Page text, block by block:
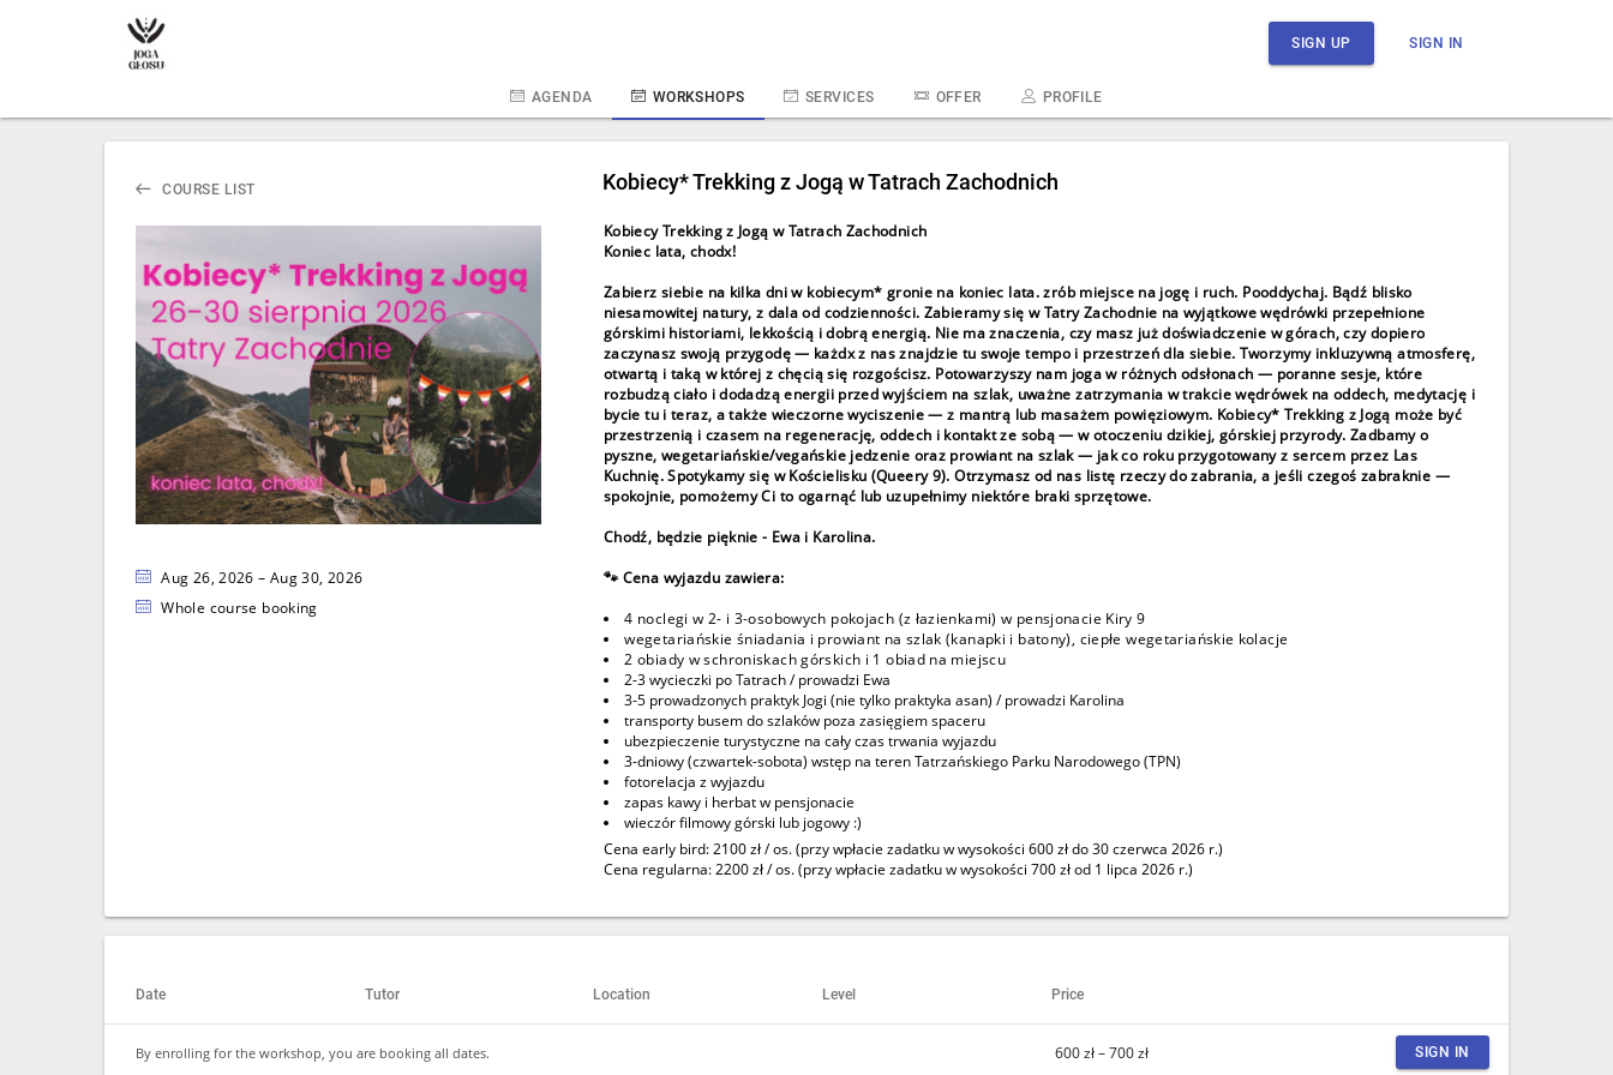
SIGN UP SIGN IN
AGENDA WORKSHOPS SERVICES OFFER PROFILE
COURSE LIST
Aug 26, 2026 – Aug 30, 2026
Whole course booking
Kobiecy* Trekking z Jogą w Tatrach Zachodnich
Kobiecy Trekking z Jogą w Tatrach Zachodnich
Koniec lata, chodx!
Zabierz siebie na kilka dni w kobiecym* gronie na koniec lata. zrób miejsce na jogę i ruch. Pooddychaj. Bądź blisko
niesamowitej natury, z dala od codzienności. Zabieramy się w Tatry Zachodnie na wyjątkowe wędrówki przepełnione
górskimi historiami, lekkością i dobrą energią. Nie ma znaczenia, czy masz już doświadczenie w górach, czy dopiero
zaczynasz swoją przygodę — każdx z nas znajdzie tu swoje tempo i przestrzeń dla siebie. Tworzymy inkluzywną atmosferę,
otwartą i taką w której z chęcią się rozgościsz. Potowarzyszy nam joga w różnych odsłonach — poranne sesje, które
rozbudzą ciało i dodadzą energii przed wyjściem na szlak, uważne zatrzymania w trakcie wędrówek na oddech, medytację i
bycie tu i teraz, a także wieczorne wyciszenie — z mantrą lub masażem powięziowym. Kobiecy* Trekking z Jogą może być
przestrzenią i czasem na regenerację, oddech i kontakt ze sobą — w otoczeniu dzikiej, górskiej przyrody. Zadbamy o
pyszne, wegetariańskie/vegańskie jedzenie oraz prowiant na szlak — jak co roku przygotowany z sercem przez Las
Kuchnię. Spotykamy się w Kościelisku (Queery 9). Otrzymasz od nas listę rzeczy do zabrania, a jeśli czegoś zabraknie —
spokojnie, pomożemy Ci to ogarnąć lub uzupełnimy niektóre braki sprzętowe.
Chodź, będzie pięknie - Ewa i Karolina.
🐾 Cena wyjazdu zawiera:
4 noclegi w 2- i 3-osobowych pokojach (z łazienkami) w pensjonacie Kiry 9
wegetariańskie śniadania i prowiant na szlak (kanapki i batony), ciepłe wegetariańskie kolacje
2 obiady w schroniskach górskich i 1 obiad na miejscu
2-3 wycieczki po Tatrach / prowadzi Ewa
3-5 prowadzonych praktyk Jogi (nie tylko praktyka asan) / prowadzi Karolina
transporty busem do szlaków poza zasięgiem spaceru
ubezpieczenie turystyczne na cały czas trwania wyjazdu
3-dniowy (czwartek-sobota) wstęp na teren Tatrzańskiego Parku Narodowego (TPN)
fotorelacja z wyjazdu
zapas kawy i herbat w pensjonacie
wieczór filmowy górski lub jogowy :)
Cena early bird: 2100 zł / os.(przy wpłacie zadatku w wysokości 600 zł do 30 czerwca 2026 r.)
Cena regularna: 2200 zł / os.(przy wpłacie zadatku w wysokości 700 zł od 1 lipca 2026 r.)
Date Tutor Location Level Price
By enrolling for the workshop, you are booking all dates. 600 zł – 700 zł SIGN IN